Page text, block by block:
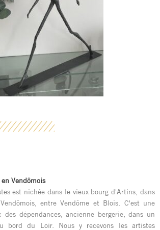
Vendômois
est nichée dans le vieux bourg d'Artins, dans
entre Vendôme et Blois. C'est une
des dépendances, ancienne bergerie, dans un
bord du Loir. Nous y recevons les artistes